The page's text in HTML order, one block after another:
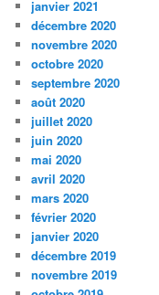
janvier 2021
décembre 2020
novembre 2020
octobre 2020
septembre 2020
août 2020
juillet 2020
juin 2020
mai 2020
avril 2020
mars 2020
février 2020
janvier 2020
décembre 2019
novembre 2019